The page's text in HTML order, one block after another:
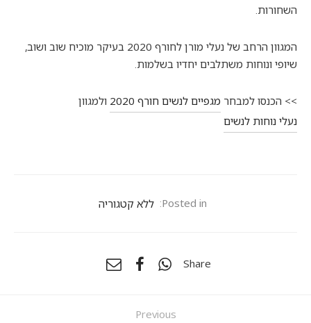
השחורות.
המגוון הרחב של נעלי מורן לחורף 2020 בעיקר מוכיח שוב ושוב,
שיופי ונוחות משתלבים יחדיו בשלמות.
>> הכנסו למבחר מגפיים לנשים חורף 2020
ולמגוון
נעלי נוחות לנשים
Posted in: ללא קטגוריה
Share
Previous